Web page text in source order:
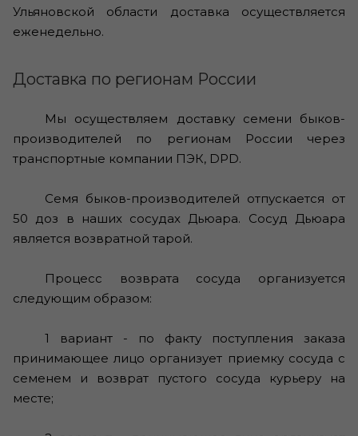
Ульяновской области доставка осуществляется
еженедельно.
Доставка по регионам России
Мы осуществляем доставку семени быков-
производителей по регионам России через
транспортные компании ПЭК, DPD.
Семя быков-производителей отпускается от
50 доз в наших сосудах Дьюара. Сосуд Дьюара
является возвратной тарой.
Процесс возврата сосуда организуется
следующим образом:
1 вариант - по факту поступления заказа
принимающее лицо организует приемку сосуда с
семенем и возврат пустого сосуда курьеру на
месте;